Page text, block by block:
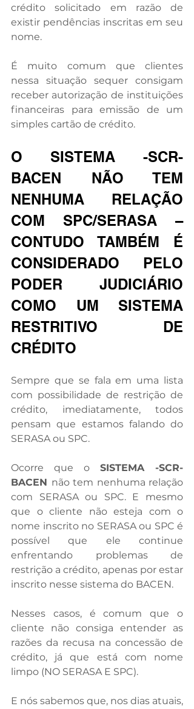
crédito solicitado em razão de
existir pendências inscritas em seu
nome.
É muito comum que clientes
nessa situação sequer consigam
receber autorização de instituições
financeiras para emissão de um
simples cartão de crédito.
O SISTEMA -SCR-
BACEN NÃO TEM
NENHUMA RELAÇÃO
COM SPC/SERASA –
CONTUDO TAMBÉM É
CONSIDERADO PELO
PODER JUDICIÁRIO
COMO UM SISTEMA
RESTRITIVO DE
CRÉDITO
Sempre que se fala em uma lista
com possibilidade de restrição de
crédito, imediatamente, todos
pensam que estamos falando do
SERASA ou SPC.
Ocorre que o SISTEMA -SCR-
BACEN não tem nenhuma relação
com SERASA ou SPC. E mesmo
que o cliente não esteja com o
nome inscrito no SERASA ou SPC é
possível que ele continue
enfrentando problemas de
restrição a crédito, apenas por estar
inscrito nesse sistema do BACEN.
Nesses casos, é comum que o
cliente não consiga entender as
razões da recusa na concessão de
crédito, já que está com nome
limpo (NO SERASA E SPC).
E nós sabemos que, nos dias atuais,